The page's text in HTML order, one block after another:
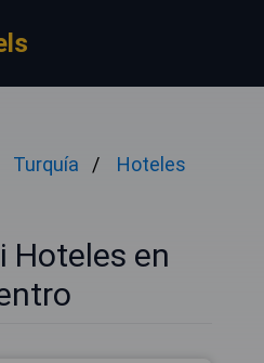
Turquía
Hoteles
Hoteles en